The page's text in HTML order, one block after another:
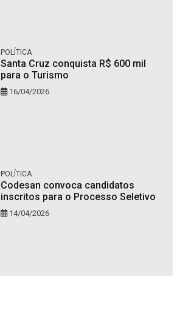
POLÍTICA
Santa Cruz conquista R$ 600 mil
para o Turismo
16/04/2026
POLÍTICA
Codesan convoca candidatos
inscritos para o Processo Seletivo
14/04/2026